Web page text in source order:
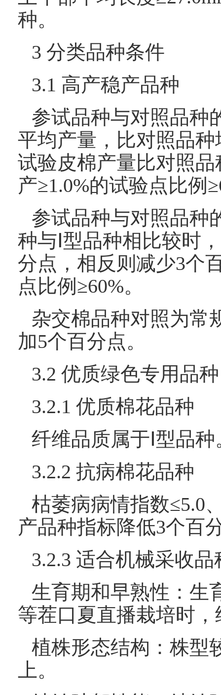
种。
3 分类品种条件
3.1 高产稳产品种
参试品种与对照品种
平均产量，比对照品
试验皮棉产量比对照
产≥1.0%的试验点比例
参试品种与对照品种
种与Ⅰ型品种相比较时
分点，相反则减少3个
点比例≥60%。
杂交棉品种对照为常
加5个百分点。
3.2 优质绿色专用品种
3.2.1 优质棉花品种
纤维品质属于Ⅰ型品
3.2.2 抗病棉花品种
枯萎病病情指数≤5.0
产品种指标降低3个百
3.2.3 适合机械采收品
生育期和早熟性：生
等茬口夏直播栽培时
植株形态结构：株型
上。